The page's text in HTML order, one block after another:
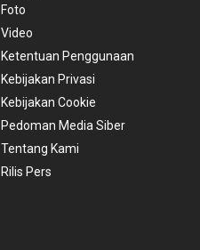
Foto
Video
Ketentuan Penggunaan
Kebijakan Privasi
Kebijakan Cookie
Pedoman Media Siber
Tentang Kami
Rilis Pers